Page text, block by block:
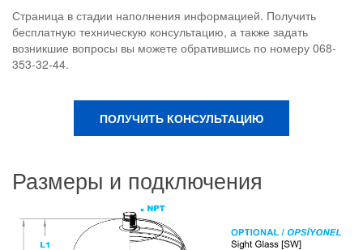
Страница в стадии наполнения информацией. Получить
бесплатную техническую консультацию, а также задать
возникшие вопросы вы можете обратившись по номеру 068-
353-32-44.
ПОЛУЧИТЬ КОНСУЛЬТАЦИЮ
Размеры и подключения